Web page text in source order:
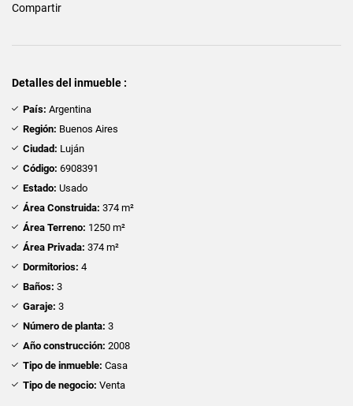
Compartir
Detalles del inmueble :
País: Argentina
Región: Buenos Aires
Ciudad: Luján
Código: 6908391
Estado: Usado
Área Construida: 374 m²
Área Terreno: 1250 m²
Área Privada: 374 m²
Dormitorios: 4
Baños: 3
Garaje: 3
Número de planta: 3
Año construcción: 2008
Tipo de inmueble: Casa
Tipo de negocio: Venta